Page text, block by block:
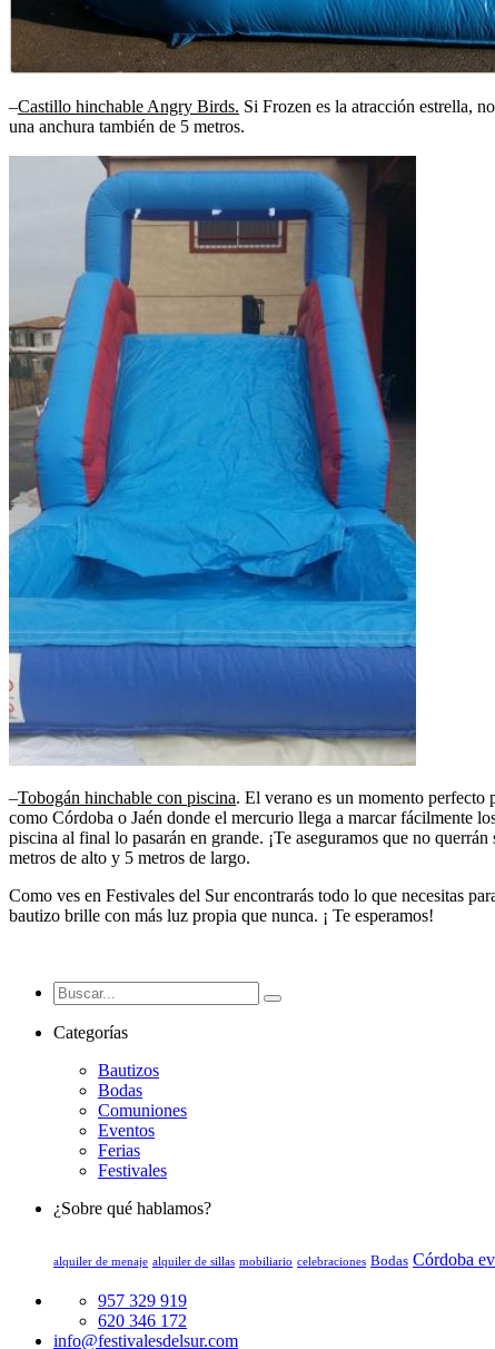
–Castillo hinchable Angry Birds. Si Frozen es la atracción estrella,
una anchura también de 5 metros.
–Tobogán hinchable con piscina. El verano es un momento perfecto
como Córdoba o Jaén donde el mercurio llega a marcar fácilmente
piscina al final lo pasarán en grande. ¡Te aseguramos que no
metros de alto y 5 metros de largo.
Como ves en Festivales del Sur encontrarás todo lo que necesitas
bautizo brille con más luz propia que nunca. ¡ Te esperamos!
Categorías
Bautizos
Bodas
Comuniones
Eventos
Ferias
Festivales
¿Sobre qué hablamos?
alquiler de menaje alquiler de sillas mobiliario celebraciones Bodas Córdoba
957 329 919
620 346 172
info@festivalesdelsur.com